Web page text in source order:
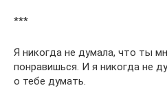
***
Я никогда не думала, что ты
понравишься. И я никогда не
о тебе думать.